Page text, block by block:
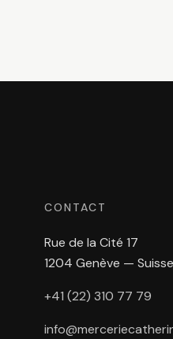
CONTACT
Rue de la Cité 17
1204 Genève — Suisse
+41 (22) 310 77 79